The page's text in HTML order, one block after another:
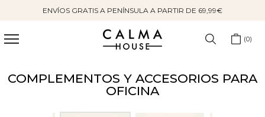
contenido
ENVÍOS GRATIS A PENÍNSULA A PARTIR DE 69,99€
0
COMPLEMENTOS Y ACCESORIOS PARA
OFICINA